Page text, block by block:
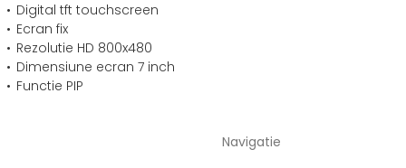
Digital tft touchscreen
Ecran fix
Rezolutie HD 800x480
Dimensiune ecran 7 inch
Functie PIP
Navigatie